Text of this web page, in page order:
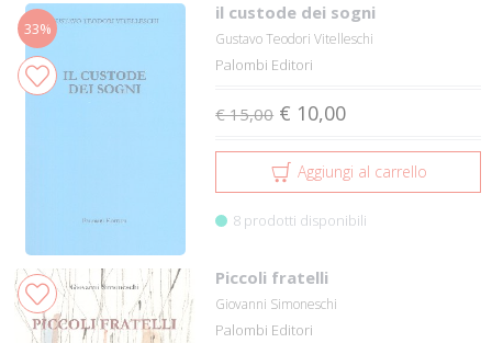
33%
il custode dei sogni
Gustavo Teodori Vitelleschi
Palombi Editori
€ 15,00 € 10,00
Aggiungi al carrello
8 prodotti disponibili
Piccoli fratelli
Giovanni Simoneschi
Palombi Editori